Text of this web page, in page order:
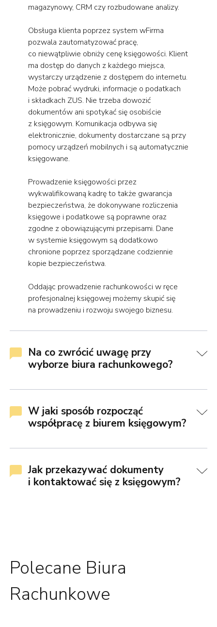
magazynowy, CRM czy rozbudowane analizy.
Obsługa klienta poprzez system wFirma
pozwala zautomatyzować pracę,
co niewątpliwie obniży cenę księgowości. Klient
ma dostęp do danych z każdego miejsca,
wystarczy urządzenie z dostępem do internetu.
Może pobrać wydruki, informacje o podatkach
i składkach ZUS. Nie trzeba dowozić
dokumentów ani spotykać się osobiście
z księgowym. Komunikacja odbywa się
elektronicznie, dokumenty dostarczane są przy
pomocy urządzeń mobilnych i są automatycznie
księgowane.
Prowadzenie księgowości przez
wykwalifikowaną kadrę to także gwarancja
bezpieczeństwa, że dokonywane rozliczenia
księgowe i podatkowe są poprawne oraz
zgodne z obowiązującymi przepisami. Dane
w systemie księgowym są dodatkowo
chronione poprzez sporządzane codziennie
kopie bezpieczeństwa.
Oddając prowadzenie rachunkowości w ręce
profesjonalnej księgowej możemy skupić się
na prowadzeniu i rozwoju swojego biznesu.
Na co zwrócić uwagę przy
wyborze biura rachunkowego?
W jaki sposób rozpocząć
współpracę z biurem księgowym?
Jak przekazywać dokumenty
i kontaktować się z księgowym?
Polecane Biura
Rachunkowe